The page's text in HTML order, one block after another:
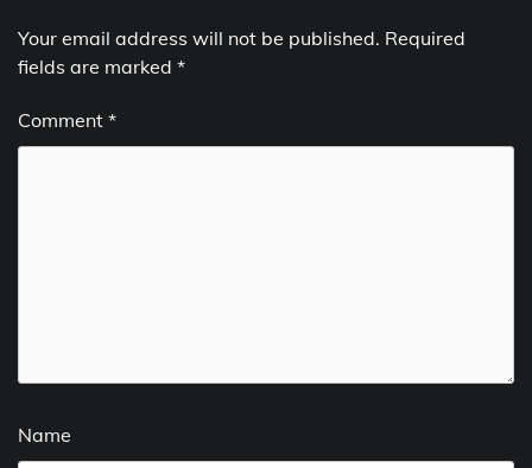
Your email address will not be published. Required
fields are marked *
Comment *
Name